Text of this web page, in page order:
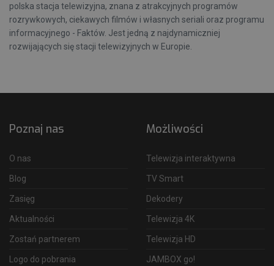
polska stacja telewizyjna, znana z atrakcyjnych programów
rozrywkowych, ciekawych filmów i własnych seriali oraz programu
informacyjnego - Faktów. Jest jedną z najdynamiczniej
rozwijających się stacji telewizyjnych w Europie.
Poznaj nas
O nas
Blog
Zasięg
Aktualności
Zostań partnerem
Logo do pobrania
Możliwości
Telewizja interaktywna
TV Smart
Dekodery
Telewizja 4K
Telewizja HD
JAMBOX go!